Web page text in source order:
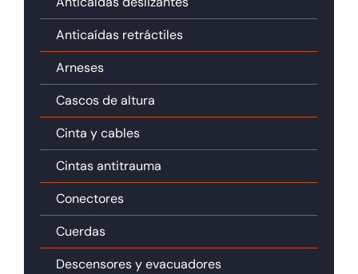
Anticaídas retráctiles
Arneses
Cascos de altura
Cinta y cables
Cintas antitrauma
Conectores
Cuerdas
Descensores y evacuadores